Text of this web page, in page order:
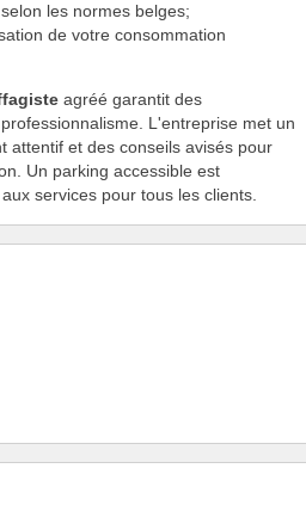
les normes belges;
de votre consommation
agréé garantit des
L'entreprise met un
attentif et des conseils avisés pour
Un parking accessible est
services pour tous les clients.